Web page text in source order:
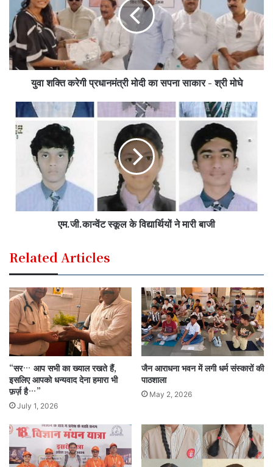
युवा शक्ति करेगी प्रधानमंत्री मोदी का सपना साकार - श्री मोघे
एम.जी.कान्वेंट स्कूल के विद्यार्थियों ने मारी बाजी
Related Articles
“सर… आप सभी का ख्याल रखते हैं,
इसलिए आपको धन्यवाद देना हमारा भी
फ़र्ज़ है…”
July 1, 2026
जैन आराधना भवन में लगी धर्म संस्कारों की
पाठशाला
May 2, 2026